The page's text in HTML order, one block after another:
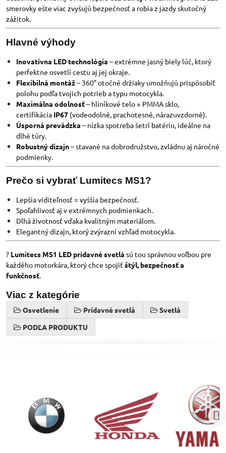
smerovky ešte viac zvyšujú bezpečnosť a robia z jazdy skutočný
zážitok.
Hlavné výhody
Inovatívna LED technológia – extrémne jasný biely lúč, ktorý
perfektne osvetlí cestu aj jej okraje.
Flexibilná montáž– 360° otočné držiaky umožňujú prispôsobiť
polohu podľa tvojich potrieb a typu motocykla.
Maximálna odolnosť– hliníkové telo + PMMA sklo,
certifikácia IP67 (vodeodolné, prachotesné, nárazuvzdorné).
Úsporná prevádzka – nízka spotreba šetrí batériu, ideálne na
dlhé túry.
Robustný dizajn– stavané na dobrodružstvo, zvládnu aj náročné
podmienky.
Prečo si vybrať Lumitecs MS1?
Lepšia viditeľnosť = vyššia bezpečnosť.
Spoľahlivosť aj v extrémnych podmienkach.
Dlhá životnosť vďaka kvalitným materiálom.
Elegantný dizajn, ktorý zvýrazní vzhľad motocykla.
? Lumitecs MS1 LED prídavné svetlá sú tou správnou voľbou pre
každého motorkára, ktorý chce spojiť štýl, bezpečnosť a
funkčnosť.
Viac z kategórie
Osvetlenie Prídavné svetlá
Svetlá
PODĽA PRODUKTU